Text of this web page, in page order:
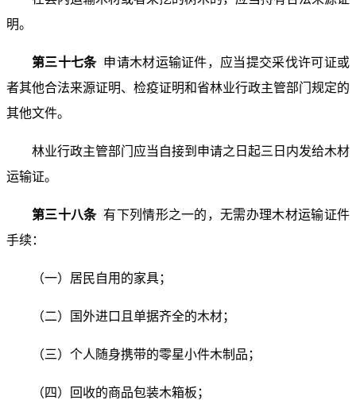
明。
第三十七条 申请木材运输证件，应当提交采伐许可证或
者其他合法来源证明、检疫证明和省林业行政主管部门规定的
其他文件。
林业行政主管部门应当自接到申请之日起三日内发给木材
运输证。
第三十八条有下列情形之一的，无需办理木材运输证件
手续：
（一）居民自用的家具；
（二）国外进口且单据齐全的木材；
（三）个人随身携带的零星小件木制品；
（四）回收的商品包装木箱板；